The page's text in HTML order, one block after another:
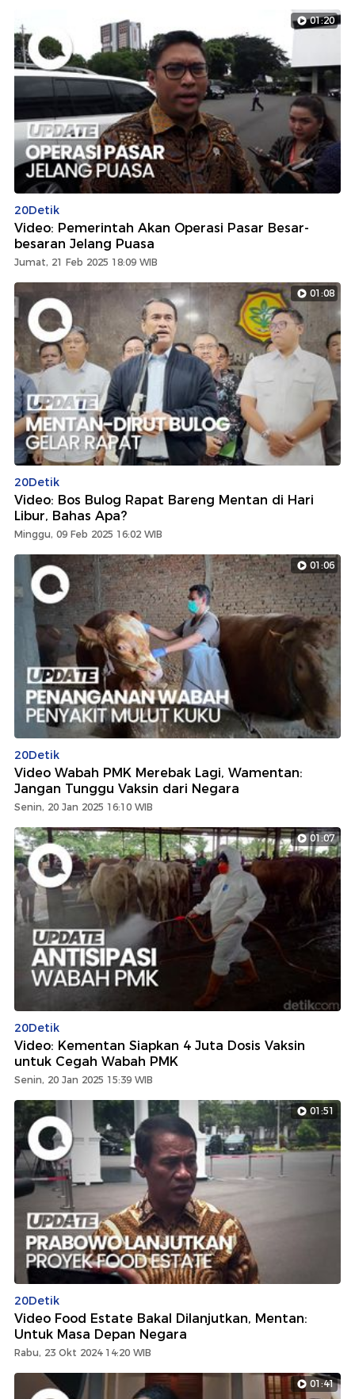
01:20
20Detik
Video: Pemerintah Akan Operasi Pasar Besar-
besaran Jelang Puasa
Jumat, 21 Feb 2025 18:09 WIB
01:08
20Detik
Video: Bos Bulog Rapat Bareng Mentan di Hari
Libur, Bahas Apa?
Minggu, 09 Feb 2025 16:02 WIB
01:06
20Detik
Video Wabah PMK Merebak Lagi, Wamentan:
Jangan Tunggu Vaksin dari Negara
Senin, 20 Jan 2025 16:10 WIB
01:07
20Detik
Video: Kementan Siapkan 4 Juta Dosis Vaksin
untuk Cegah Wabah PMK
Senin, 20 Jan 2025 15:39 WIB
01:51
20Detik
Video Food Estate Bakal Dilanjutkan, Mentan:
Untuk Masa Depan Negara
Rabu, 23 Okt 2024 14:20 WIB
01:41